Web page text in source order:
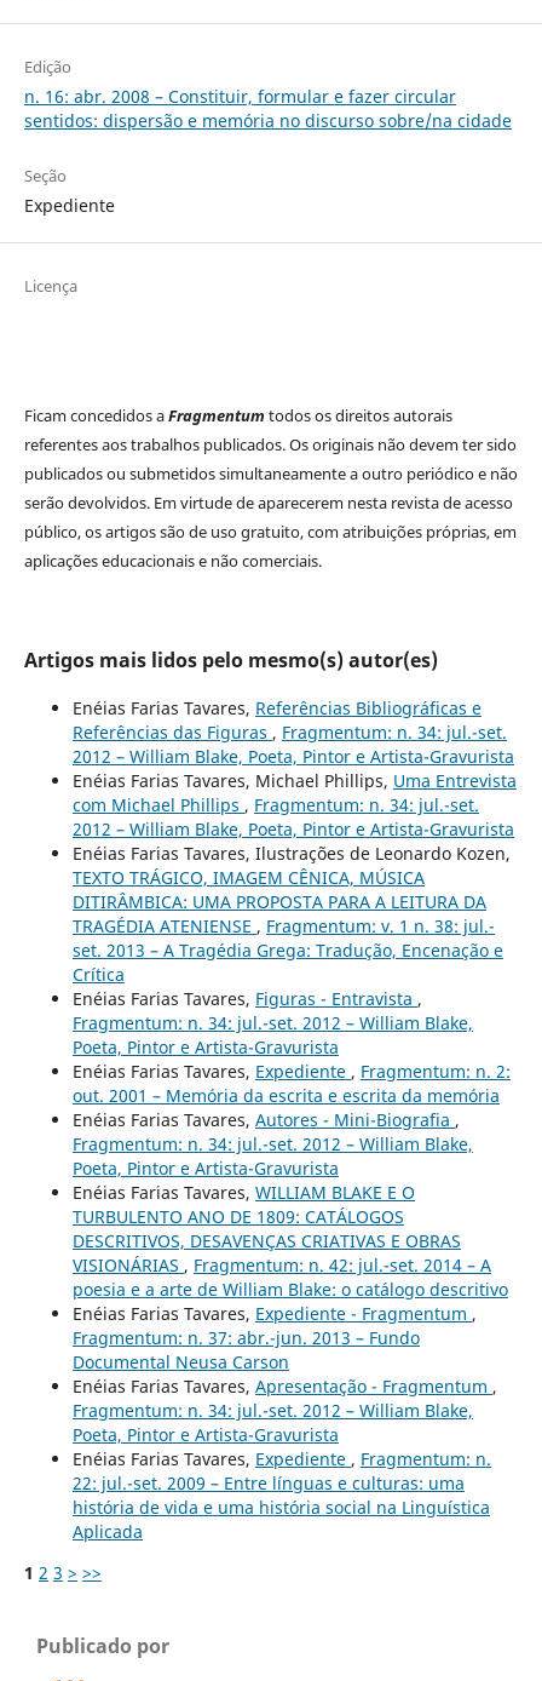
Edição
n. 16: abr. 2008 – Constituir, formular e fazer circular
sentidos: dispersão e memória no discurso sobre/na cidade
Seção
Expediente
Licença
Ficam concedidos aFragmentum todos os direitos autorais
referentes aos trabalhos publicados. Os originais não devem ter sido
publicados ou submetidos simultaneamente a outro periódico e não
serão devolvidos. Em virtude de aparecerem nesta revista de acesso
público, os artigos são de uso gratuito, com atribuições próprias, em
aplicações educacionais e não comerciais.
Artigos mais lidos pelo mesmo(s) autor(es)
Enéias Farias Tavares, Referências Bibliográficas e
Referências das Figuras , Fragmentum: n. 34: jul.-set.
2012 – William Blake, Poeta, Pintor e Artista-Gravurista
Enéias Farias Tavares, Michael Phillips, Uma Entrevista
com Michael Phillips , Fragmentum: n. 34: jul.-set.
2012 – William Blake, Poeta, Pintor e Artista-Gravurista
Enéias Farias Tavares, Ilustrações de Leonardo Kozen,
TEXTO TRÁGICO, IMAGEM CÊNICA, MÚSICA
DITIRÂMBICA: UMA PROPOSTA PARA A LEITURA DA
TRAGÉDIA ATENIENSE , Fragmentum: v. 1 n. 38: jul.-
set. 2013 – A Tragédia Grega: Tradução, Encenação e
Crítica
Enéias Farias Tavares, Figuras - Entravista ,
Fragmentum: n. 34: jul.-set. 2012 – William Blake,
Poeta, Pintor e Artista-Gravurista
Enéias Farias Tavares, Expediente , Fragmentum: n. 2:
out. 2001 – Memória da escrita e escrita da memória
Enéias Farias Tavares, Autores - Mini-Biografia ,
Fragmentum: n. 34: jul.-set. 2012 – William Blake,
Poeta, Pintor e Artista-Gravurista
Enéias Farias Tavares, WILLIAM BLAKE E O
TURBULENTO ANO DE 1809: CATÁLOGOS
DESCRITIVOS, DESAVENÇAS CRIATIVAS E OBRAS
VISIONÁRIAS , Fragmentum: n. 42: jul.-set. 2014 – A
poesia e a arte de William Blake: o catálogo descritivo
Enéias Farias Tavares, Expediente - Fragmentum ,
Fragmentum: n. 37: abr.-jun. 2013 – Fundo
Documental Neusa Carson
Enéias Farias Tavares, Apresentação - Fragmentum ,
Fragmentum: n. 34: jul.-set. 2012 – William Blake,
Poeta, Pintor e Artista-Gravurista
Enéias Farias Tavares, Expediente , Fragmentum: n.
22: jul.-set. 2009 – Entre línguas e culturas: uma
história de vida e uma história social na Linguística
Aplicada
1 2 3 > >>
Publicado por